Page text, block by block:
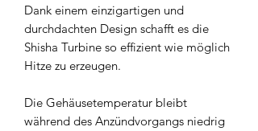
Dank einem einzigartigen und
durchdachten Design schafft es die
Shisha Turbine so effizient wie möglich
Hitze zu erzeugen.
Die Gehäusetemperatur bleibt
während des Anzündvorgangs niedrig